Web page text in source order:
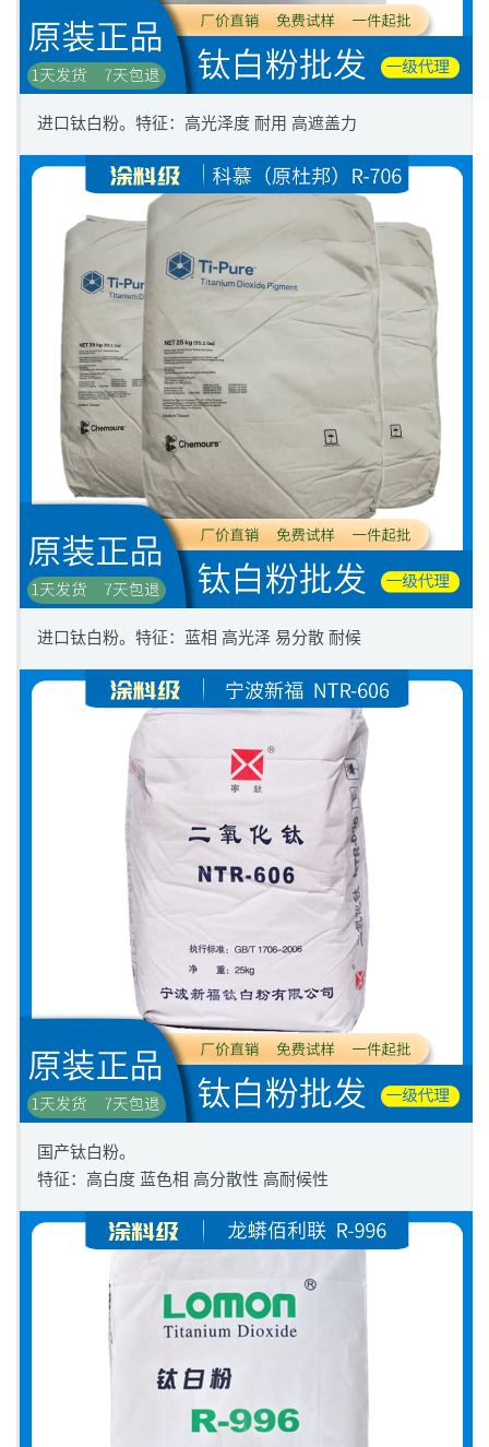
进口钛白粉。特征：高光泽度 耐用 高遮盖力
进口钛白粉。特征：蓝相 高光泽 易分散 耐候
国产钛白粉。
特征：高白度 蓝色相 高分散性 高耐候性